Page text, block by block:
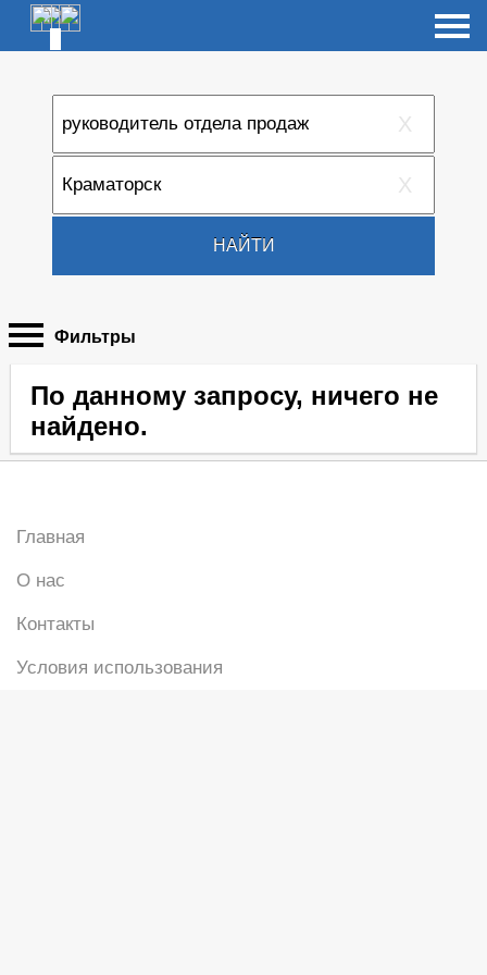
X
X
НАЙТИ
Фильтры
По данному запросу, ничего не
найдено.
Главная
О нас
Контакты
Условия использования